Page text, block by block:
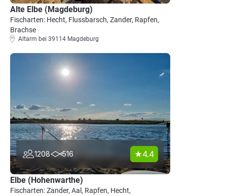
Alte Elbe (Magdeburg)
Fischarten: Hecht, Flussbarsch, Zander, Rapfen,
Brachse
Altarm bei 39114 Magdeburg
1208 516 4.4
Elbe (Hohenwarthe)
Fischarten: Zander, Aal, Rapfen, Hecht,